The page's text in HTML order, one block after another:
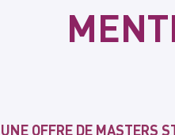
UNE OFFRE DE MASTERS